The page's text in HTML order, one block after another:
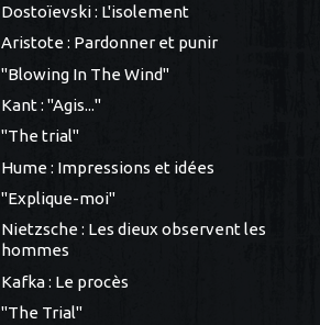
Dostoïevski : L'isolement
Aristote : Pardonner et punir
"Blowing In The Wind"
Kant : "Agis..."
"The trial"
Hume : Impressions et idées
"Explique-moi"
Nietzsche : Les dieux observent les
hommes
Kafka : Le procès
"The Trial"